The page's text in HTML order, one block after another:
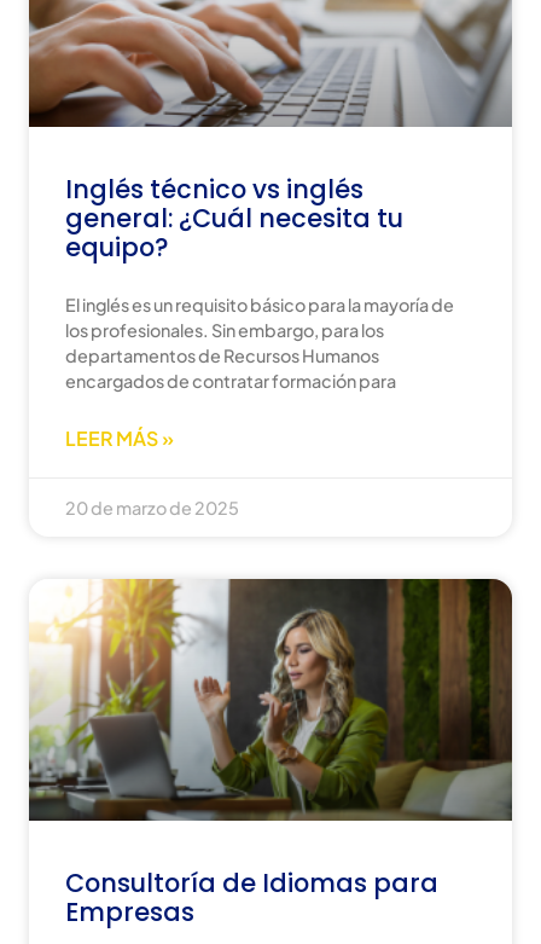
Inglés técnico vs inglés
general: ¿Cuál necesita tu
equipo?
El inglés es un requisito básico para la mayoría de
los profesionales. Sin embargo, para los
departamentos de Recursos Humanos
encargados de contratar formación para
LEER MÁS »
20 de marzo de 2025
Consultoría de Idiomas para
Empresas